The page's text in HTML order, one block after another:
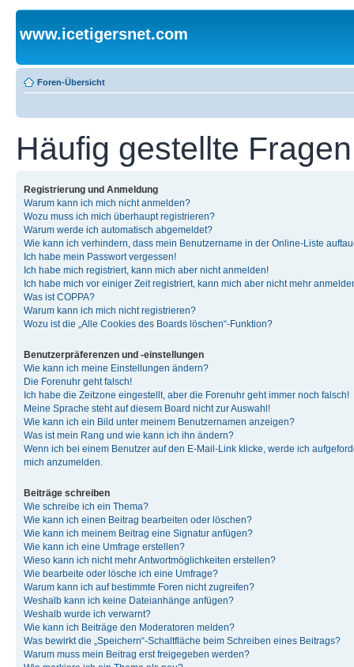
www.icetigersnet.com
Foren-Übersicht
Häufig gestellte Fragen
Registrierung und Anmeldung
Warum kann ich mich nicht anmelden?
Wozu muss ich mich überhaupt registrieren?
Warum werde ich automatisch abgemeldet?
Wie kann ich verhindern, dass mein Benutzername in der Online-Liste
Ich habe mein Passwort vergessen!
Ich habe mich registriert, kann mich aber nicht anmelden!
Ich habe mich vor einiger Zeit registriert, kann mich aber nicht mehr
Was ist COPPA?
Warum kann ich mich nicht registrieren?
Wozu ist die „Alle Cookies des Boards löschen“-Funktion?
Benutzerpräferenzen und -einstellungen
Wie kann ich meine Einstellungen ändern?
Die Forenuhr geht falsch!
Ich habe die Zeitzone eingestellt, aber die Forenuhr geht immer noch falsch!
Meine Sprache steht auf diesem Board nicht zur Auswahl!
Wie kann ich ein Bild unter meinem Benutzernamen anzeigen?
Was ist mein Rang und wie kann ich ihn ändern?
Wenn ich bei einem Benutzer auf den E-Mail-Link klicke, werde ich
mich anzumelden.
Beiträge schreiben
Wie schreibe ich ein Thema?
Wie kann ich einen Beitrag bearbeiten oder löschen?
Wie kann ich meinem Beitrag eine Signatur anfügen?
Wie kann ich eine Umfrage erstellen?
Wieso kann ich nicht mehr Antwortmöglichkeiten erstellen?
Wie bearbeite oder lösche ich eine Umfrage?
Warum kann ich auf bestimmte Foren nicht zugreifen?
Weshalb kann ich keine Dateianhänge anfügen?
Weshalb wurde ich verwarnt?
Wie kann ich Beiträge den Moderatoren melden?
Was bewirkt die „Speichern“-Schaltfläche beim Schreiben eines Beitrags?
Warum muss mein Beitrag erst freigegeben werden?